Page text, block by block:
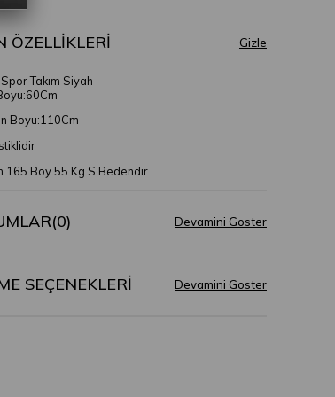
ÖZELLIKLERI
Takım Siyah
Boyu:110Cm
165 Boy 55 Kg S Bedendir
(0)
SEÇENEKLERI